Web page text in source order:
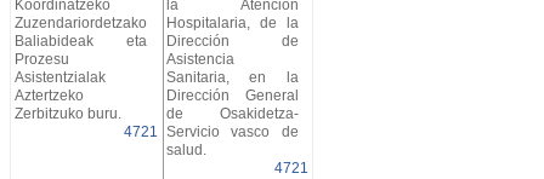
Koordinatzeko
Zuzendariordetzako
Baliabideak eta
Prozesu
Asistentzialak
Aztertzeko
Zerbitzuko buru.
4721
la Atención
Hospitalaria, de la
Dirección de
Asistencia
Sanitaria, en la
Dirección General
de Osakidetza-
Servicio vasco de
salud.
4721